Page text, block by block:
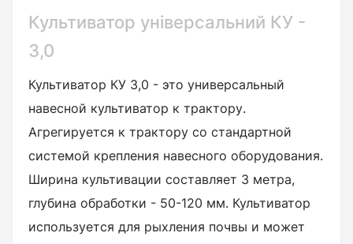
Культиватор універсальний КУ -
3,0
Культиватор КУ 3,0 - это универсальный
навесной культиватор к трактору.
Агрегируется к трактору со стандартной
системой крепления навесного оборудования.
Ширина культивации составляет 3 метра,
глубина обработки - 50-120 мм. Культиватор
используется для рыхления почвы и может